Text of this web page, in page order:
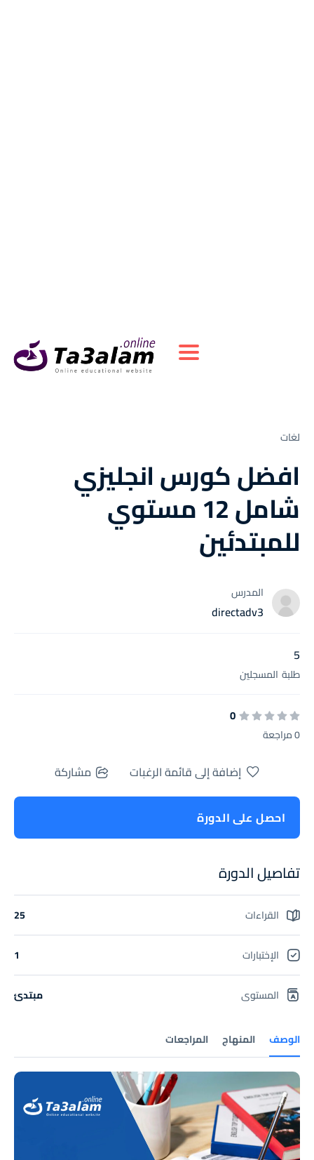
Toggle navigation
لغات
افضل كورس انجليزي
شامل 12 مستوي
للمبتدئين
المدرس
directadv3
5
طلبة المسجلين
0
0 مراجعة
الوصف المنهاج المراجعات
إضافة إلى قائمة الرغبات مشاركة
احصل على الدورة
تفاصيل الدورة
القراءات 25
الإختبارات 1
المستوى مبتدئ